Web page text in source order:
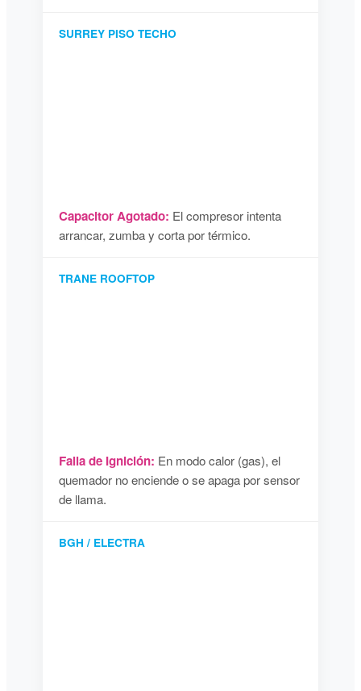
SURREY PISO TECHO
Capacitor Agotado: El compresor intenta
arrancar, zumba y corta por térmico.
TRANE ROOFTOP
Falla de Ignición: En modo calor (gas), el
quemador no enciende o se apaga por sensor
de llama.
BGH / ELECTRA